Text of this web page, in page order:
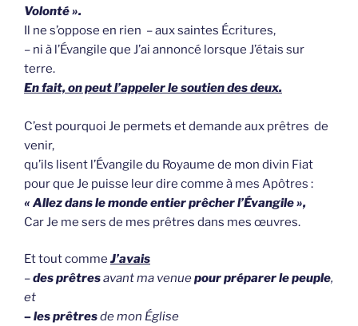
Volonté ».
Il ne s’oppose en rien – aux saintes Écritures,
– ni à l’Évangile que J’ai annoncé lorsque J’étais sur
terre.
En fait, on peut l’appeler le soutien des deux.
C’est pourquoi Je permets et demande aux prêtres de
venir,
qu’ils lisent l’Évangile du Royaume de mon divin Fiat
pour que Je puisse leur dire comme à mes Apôtres :
« Allez dans le monde entier prêcher l’Évangile »,
Car Je me sers de mes prêtres dans mes œuvres.
Et tout comme J’avais
–des prêtresavant ma venuepour préparer le peuple,
et
–les prêtresde mon Église